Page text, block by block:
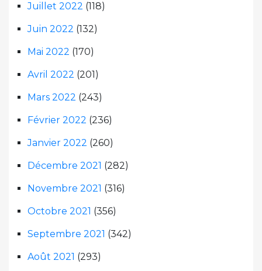
Juillet 2022 (118)
Juin 2022 (132)
Mai 2022 (170)
Avril 2022 (201)
Mars 2022 (243)
Février 2022 (236)
Janvier 2022 (260)
Décembre 2021 (282)
Novembre 2021 (316)
Octobre 2021 (356)
Septembre 2021 (342)
Août 2021 (293)